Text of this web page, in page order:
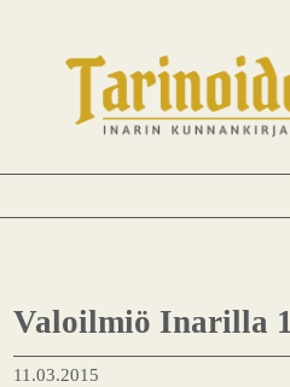
Valoilmiö Inarilla
11.03.2015